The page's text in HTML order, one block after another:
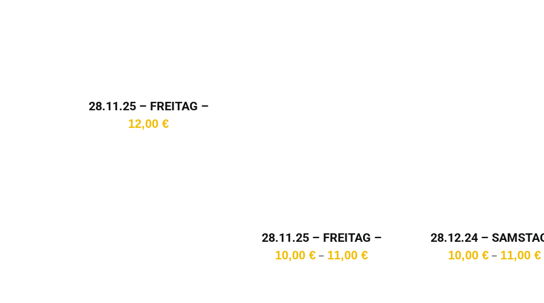
28.11.25 – FREITAG –
18:00 Uhr
12,00 €
28.11.25 – FREITAG –
20:30 Uhr
10,00 € – 11,00 €Preisspanne:
28.12.24 –
15:00 Uhr
10,00 € – 11,00 €